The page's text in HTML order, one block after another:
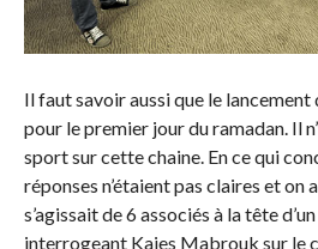
Il faut savoir aussi que le lancement
pour le premier jour du ramadan. Il
sport sur cette chaine. En ce qui
réponses n’étaient pas claires et on
s’agissait de 6 associés à la tête
interrogeant Kaies Mabrouk sur le